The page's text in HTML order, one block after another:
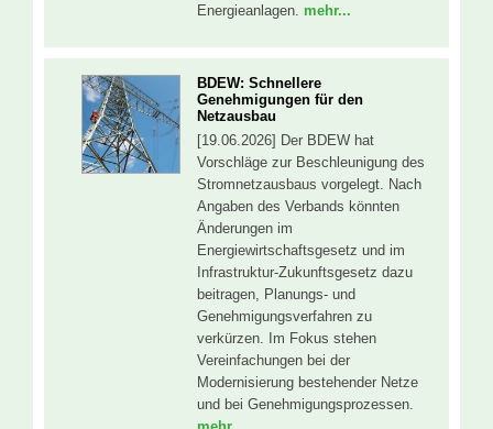
Energieanlagen. mehr...
BDEW: Schnellere
Genehmigungen für den
Netzausbau
[19.06.2026] Der BDEW hat
Vorschläge zur Beschleunigung des
Stromnetzausbaus vorgelegt. Nach
Angaben des Verbands könnten
Änderungen im
Energiewirtschaftsgesetz und im
Infrastruktur-Zukunftsgesetz dazu
beitragen, Planungs- und
Genehmigungsverfahren zu
verkürzen. Im Fokus stehen
Vereinfachungen bei der
Modernisierung bestehender Netze
und bei Genehmigungsprozessen.